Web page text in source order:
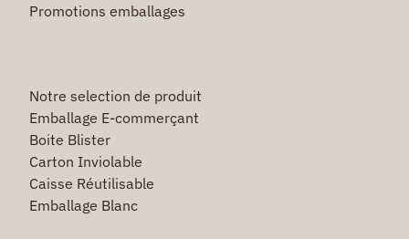
Promotions emballages
Notre selection de produit
Emballage E-commerçant
Boite Blister
Carton Inviolable
Caisse Réutilisable
Emballage Blanc